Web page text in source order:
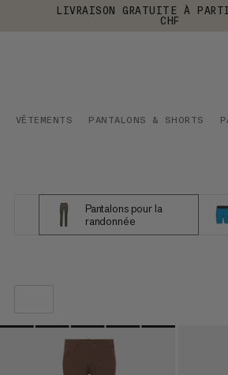
LIVRAISON GRATUITE À
CHF
VÊTEMENTS PANTALONS & SHORTS
Pantalons pour la
randonnée